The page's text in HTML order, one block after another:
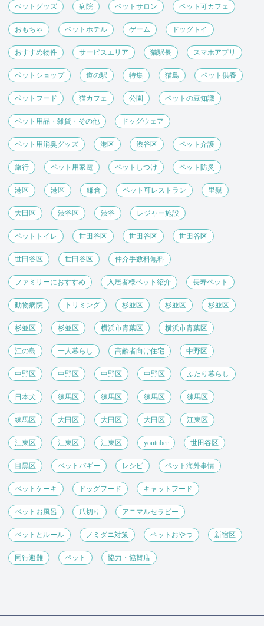
ペットグッズ 病院 ペットサロン ペット可カフェ
おもちゃ ペットホテル ゲーム ドッグトイ
おすすめ物件 サービスエリア 猫駅長 スマホアプリ
ペットショップ 道の駅 特集 猫島 ペット供養
ペットフード 猫カフェ 公園 ペットの豆知識
ペット用品・雑貨・その他 ドッグウェア
ペット用消臭グッズ 港区 渋谷区 ペット介護
旅行 ペット用家電 ペットしつけ ペット防災
港区 港区 鎌倉 ペット可レストラン 里親
大田区 渋谷区 渋谷 レジャー施設
ペットトイレ 世田谷区 世田谷区 世田谷区
世田谷区 世田谷区 仲介手数料無料
ファミリーにおすすめ 入居者様ペット紹介 長寿ペット
動物病院 トリミング 杉並区 杉並区 杉並区
杉並区 杉並区 横浜市青葉区 横浜市青葉区
江の島 一人暮らし 高齢者向け住宅 中野区
中野区 中野区 中野区 中野区 ふたり暮らし
日本犬 練馬区 練馬区 練馬区 練馬区
練馬区 大田区 大田区 大田区 江東区
江東区 江東区 江東区 youtuber 世田谷区
目黒区 ペットバギー レシピ ペット海外事情
ペットケーキ ドッグフード キャットフード
ペットお風呂 爪切り アニマルセラピー
ペットとルール ノミダニ対策 ペットおやつ 新宿区
同行避難 ペット 協力・協賛店